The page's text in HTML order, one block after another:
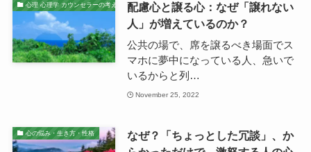
心理 心理学 カウンセラーの考え
配慮心と譲る心：なぜ「譲れない
人」が増えているのか？
公共の場で、席を譲るべき場面でス
マホに夢中になっている人、急いで
いるからと列…
November 25, 2022
心の悩み・生き方・性格
なぜ？「ちょっとした冗談」、か